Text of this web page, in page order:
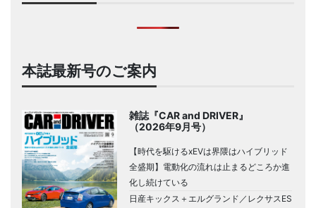
本誌最新号のご案内
雑誌『CAR and DRIVER』
（2026年9月号）
【時代を駆けるxEVは界隈はハイブリッド
全盛期】電動化の流れは止まるどころか進
化し続けている
日産キックス＋エルグランド／レクサスES